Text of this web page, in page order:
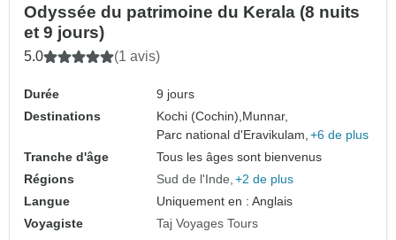
Odyssée du patrimoine du Kerala (8 nuits
et 9 jours)
5.0 (1 avis)
Durée
9 jours
Destinations
Kochi (Cochin),Munnar,
Parc national d'Eravikulam, +6 de plus
Tranche d'âge
Tous les âges sont bienvenus
Régions
Sud de l'Inde +2 de plus
Langue
Uniquement en : Anglais
Voyagiste
Taj Voyages Tours